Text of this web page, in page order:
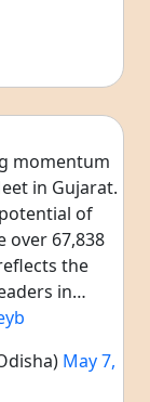
momentum
in Gujarat.
of
over 67,838
the
in…
May 7,